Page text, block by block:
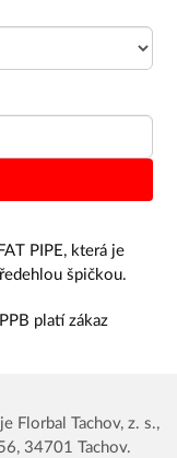
PIPE, která je
špičkou.
platí zákaz
Florbal Tachov, z. s.,
34701 Tachov.